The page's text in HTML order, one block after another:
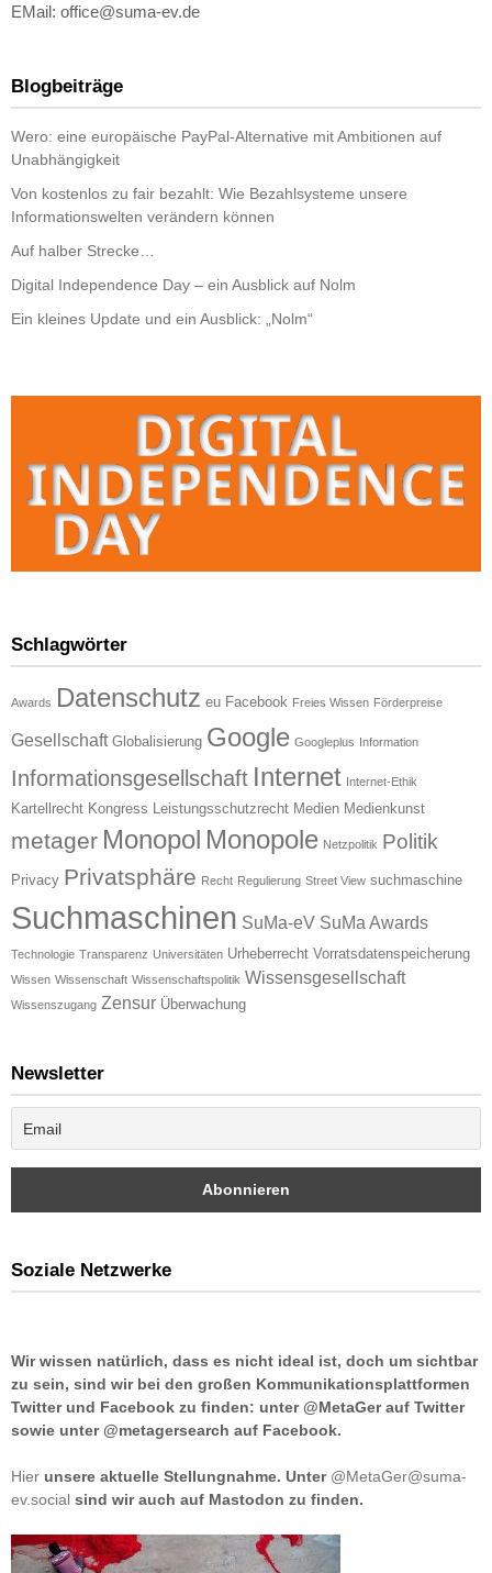
EMail: office@suma-ev.de
Blogbeiträge
Wero: eine europäische PayPal-Alternative mit Ambitionen auf
Unabhängigkeit
Von kostenlos zu fair bezahlt: Wie Bezahlsysteme unsere
Informationswelten verändern können
Auf halber Strecke…
Digital Independence Day – ein Ausblick auf Nolm
Ein kleines Update und ein Ausblick: „Nolm“
Schlagwörter
Awards Datenschutz eu Facebook Freies Wissen Förderpreise
Gesellschaft Globalisierung Google Googleplus Information
Informationsgesellschaft Internet Internet-Ethik
Kartellrecht Kongress Leistungsschutzrecht Medien Medienkunst
metager Monopol Monopole Netzpolitik Politik
Privacy Privatsphäre Recht Regulierung Street View suchmaschine
Suchmaschinen SuMa-eV SuMa Awards
Technologie Transparenz Universitäten Urheberrecht Vorratsdatenspeicherung
Wissen Wissenschaft Wissenschaftspolitik Wissensgesellschaft
Wissenszugang Zensur Überwachung
Newsletter
Soziale Netzwerke
Wir wissen natürlich, dass es nicht ideal ist, doch um sichtbar
zu sein, sind wir bei den großen Kommunikationsplattformen
Twitter und Facebook zu finden: unter @MetaGer auf Twitter
sowie unter @metagersearch auf Facebook.
Hier unsere aktuelle Stellungnahme. Unter @MetaGer@suma-
ev.social sind wir auch auf Mastodon zu finden.